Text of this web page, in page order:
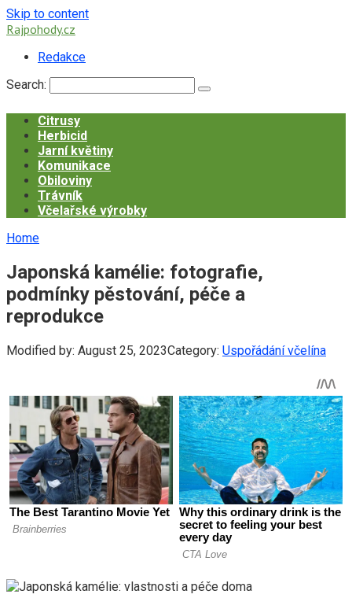
Skip to content
Rajpohody.cz
Redakce
Search:
Citrusy
Herbicid
Jarní květiny
Komunikace
Obiloviny
Trávník
Včelařské výrobky
Home
Japonská kamélie: fotografie,
podmínky pěstování, péče a
reprodukce
Modified by: August 25, 2023Category: Uspořádání včelína